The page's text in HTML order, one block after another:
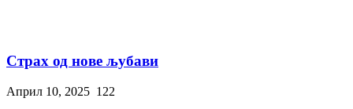
Страх од нове љубави
Април 10, 2025 122